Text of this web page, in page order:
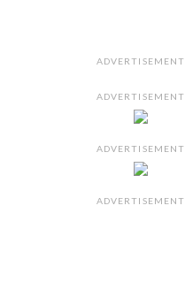
ADVERTISEMENT
ADVERTISEMENT
ADVERTISEMENT
ADVERTISEMENT